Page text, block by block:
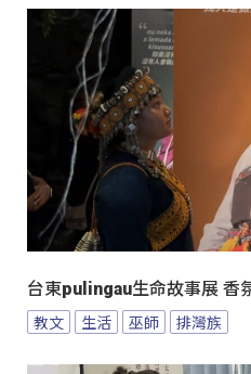
台東pulingau生命故事展 香
教文 生活 巫師 排灣族